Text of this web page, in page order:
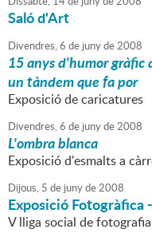
Saló d'Art
Divendres,6 de junyde2008
15 anys d'humor gràfic
un tàndem que fa por
Exposició de caricatures
Divendres,6 de junyde2008
L'ombra blanca
Exposició d'esmalts a
Dijous, 5 de junyde2008
Exposició Fotogràfica
V lliga social de